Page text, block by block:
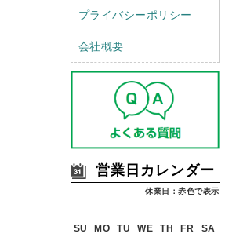
プライバシーポリシー
会社概要
営業日カレンダー
休業日：赤色で表示
SU MO TU WE TH FR SA